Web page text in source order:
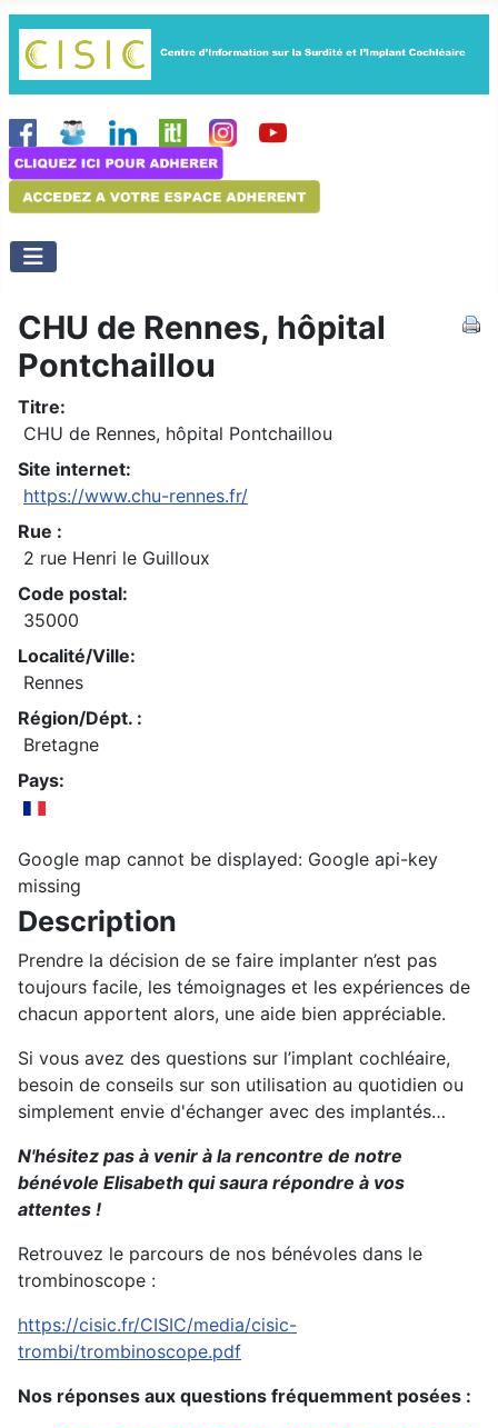
CHU de Rennes, hôpital
Pontchaillou
Titre:
CHU de Rennes, hôpital Pontchaillou
Site internet:
https://www.chu-rennes.fr/
Rue :
2 rue Henri le Guilloux
Code postal:
35000
Localité/Ville:
Rennes
Région/Dépt. :
Bretagne
Pays:
Google map cannot be displayed: Google api-key
missing
Description
Prendre la décision de se faire implanter n’est pas
toujours facile, les témoignages et les expériences de
chacun apportent alors, une aide bien appréciable.
Si vous avez des questions sur l’implant cochléaire,
besoin de conseils sur son utilisation au quotidien ou
simplement envie d'échanger avec des implantés…
N'hésitez pas à venir à la rencontre de notre
bénévole Elisabeth qui saura répondre à vos
attentes !
Retrouvez le parcours de nos bénévoles dans le
trombinoscope :
https://cisic.fr/CISIC/media/cisic-
trombi/trombinoscope.pdf
Nos réponses aux questions fréquemment posées :